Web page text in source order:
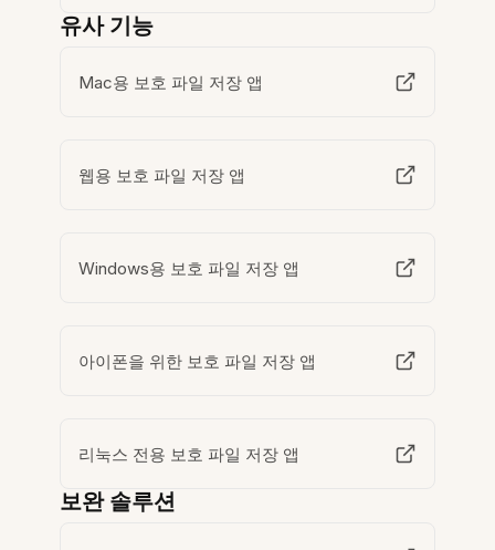
유사 기능
Mac용 보호 파일 저장 앱
웹용 보호 파일 저장 앱
Windows용 보호 파일 저장 앱
아이폰을 위한 보호 파일 저장 앱
리눅스 전용 보호 파일 저장 앱
보완 솔루션